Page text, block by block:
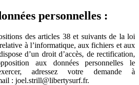
personnelles :
des articles 38 et suivants de la loi
à l’informatique, aux fichiers et aux
d’un droit d’accès, de rectification,
aux données personnelles le
adressez votre demande à
: joel.strill@libertysurf.fr.